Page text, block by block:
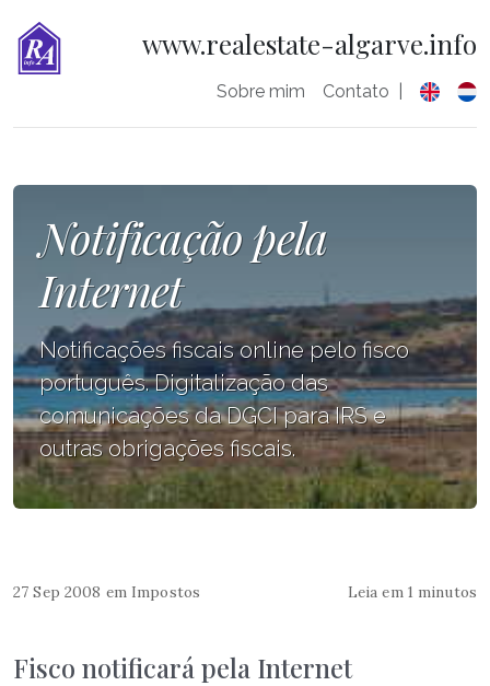
www.realestate-algarve.info
Sobre mim Contato
Notificação pela
Internet
Notificações fiscais online pelo fisco
português. Digitalização das
comunicações da DGCI para IRS e
outras obrigações fiscais.
27 Sep 2008 em Impostos Leia em 1 minutos
Fisco notificará pela Internet